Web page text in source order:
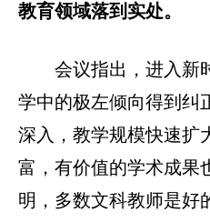
教育领域落到实处。
会议指出，进入新
学中的极左倾向得到纠
深入，教学规模快速扩
富，有价值的学术成果
明，多数文科教师是好